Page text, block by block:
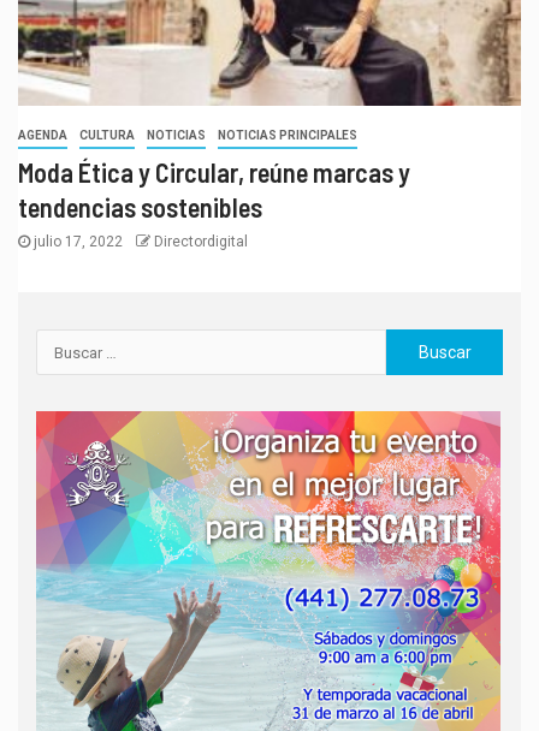
AGENDA CULTURA NOTICIAS NOTICIAS PRINCIPALES
Moda Ética y Circular, reúne marcas y
tendencias sostenibles
julio 17, 2022 Directordigital